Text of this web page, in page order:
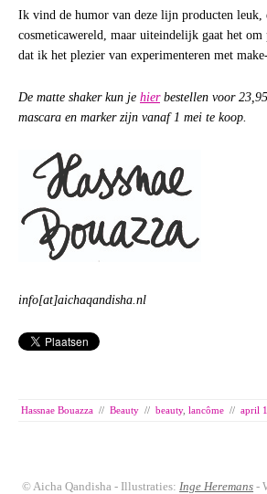
Ik vind de humor van deze lijn producten leuk,
cosmeticawereld, maar uiteindelijk gaat het
dat ik het plezier van experimenteren met
De matte shaker kun je hierbestellen voor
mascara en marker zijn vanaf 1 mei te koop.
info[at]aichaqandisha.nl
Hassnae Bouazza // Beauty // beauty, lancôme // april
© Aicha Qandisha - Illustraties: Inge Heremans -